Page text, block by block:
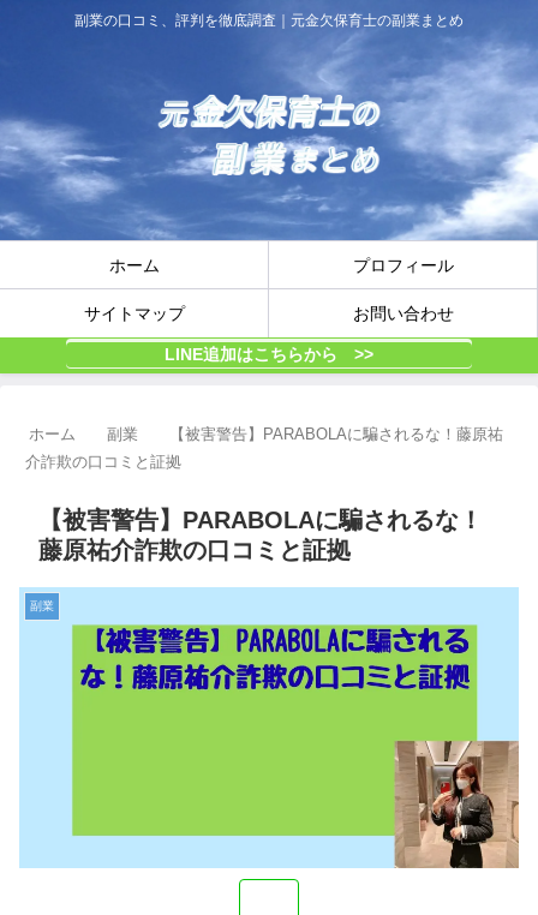
副業の口コミ、評判を徹底調査｜元金欠保育士の副業まとめ
ホーム プロフィール
サイトマップ お問い合わせ
LINE追加はこちらから >>
ホーム 副業
【被害警告】PARABOLAに騙されるな！藤原祐
介詐欺の口コミと証拠
【被害警告】PARABOLAに騙されるな！
藤原祐介詐欺の口コミと証拠
副業